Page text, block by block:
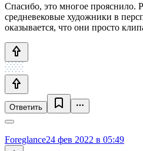
Спасибо, это многое прояснило.
средневековые художники в
оказывается, что они просто
Ответить
Foreglance24 фев 2022 в 05:49